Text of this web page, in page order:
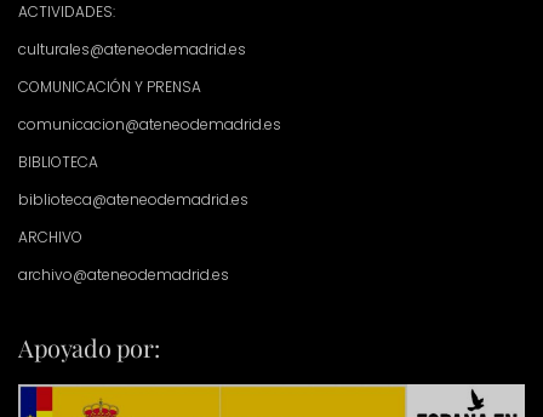
ACTIVIDADES:
culturales@ateneodemadrid.es
COMUNICACIÓN Y PRENSA
comunicacion@ateneodemadrid.es
BIBLIOTECA
biblioteca@ateneodemadrid.es
ARCHIVO
archivo@ateneodemadrid.es
Apoyado por: